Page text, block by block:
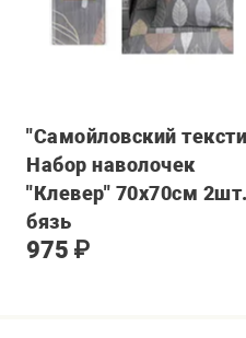
"Самойловский
Набор наволочек
"Клевер" 70х70см
бязь
975 ₽